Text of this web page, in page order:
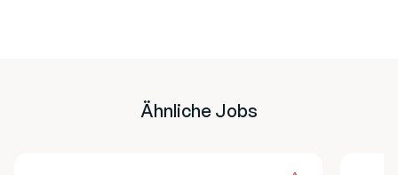
Ähnliche Jobs